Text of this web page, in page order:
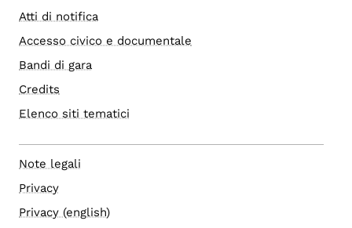
Atti di notifica
Accesso civico e documentale
Bandi di gara
Credits
Elenco siti tematici
Note legali
Privacy
Privacy (english)